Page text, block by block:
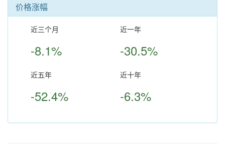
价格涨幅
近三个月
-8.1%
近一年
-30.5%
近五年
-52.4%
近十年
-6.3%